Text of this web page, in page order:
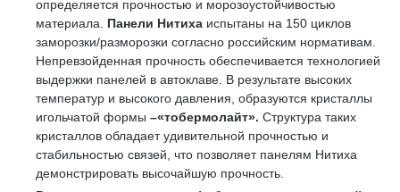
определяется прочностью и морозоустойчивостью
материала. Панели Нитиха испытаны на 150 циклов
заморозки/разморозки согласно российским нормативам.
Непревзойденная прочность обеспечивается технологией
выдержки панелей в автоклаве. В результате высоких
температур и высокого давления, образуются кристаллы
игольчатой формы –«тобермолайт». Структура таких
кристаллов обладает удивительной прочностью и
стабильностью связей, что позволяет панелям Нитиха
демонстрировать высочайшую прочность.